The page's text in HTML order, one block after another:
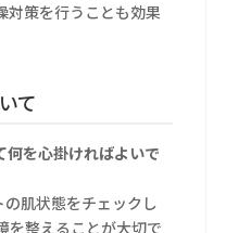
対策を行うことも効果
て
何を心掛ければよいで
肌状態をチェックし
を整えることが大切で